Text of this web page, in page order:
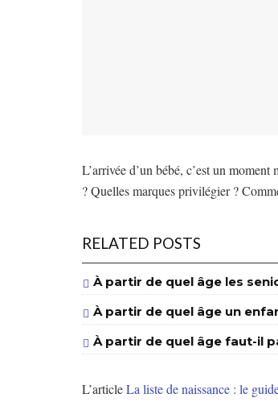
L’arrivée d’un bébé, c’est un
? Quelles marques privilégier ?
RELATED POSTS
À partir de quel âge les
À partir de quel âge un
À partir de quel âge faut-il
L’articleLa liste de naissance : le